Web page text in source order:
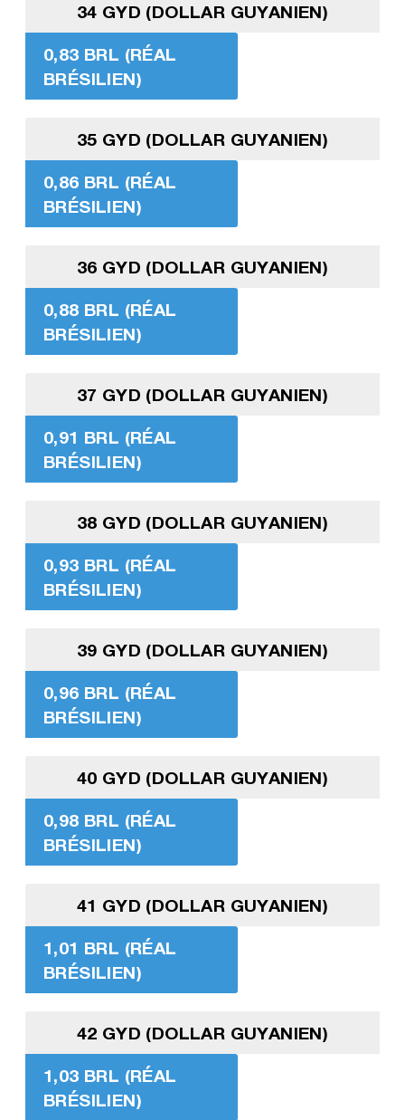
34 GYD (DOLLAR GUYANIEN)
0,83 BRL (RÉAL
BRÉSILIEN)
35 GYD (DOLLAR GUYANIEN)
0,86 BRL (RÉAL
BRÉSILIEN)
36 GYD (DOLLAR GUYANIEN)
0,88 BRL (RÉAL
BRÉSILIEN)
37 GYD (DOLLAR GUYANIEN)
0,91 BRL (RÉAL
BRÉSILIEN)
38 GYD (DOLLAR GUYANIEN)
0,93 BRL (RÉAL
BRÉSILIEN)
39 GYD (DOLLAR GUYANIEN)
0,96 BRL (RÉAL
BRÉSILIEN)
40 GYD (DOLLAR GUYANIEN)
0,98 BRL (RÉAL
BRÉSILIEN)
41 GYD (DOLLAR GUYANIEN)
1,01 BRL (RÉAL
BRÉSILIEN)
42 GYD (DOLLAR GUYANIEN)
1,03 BRL (RÉAL
BRÉSILIEN)